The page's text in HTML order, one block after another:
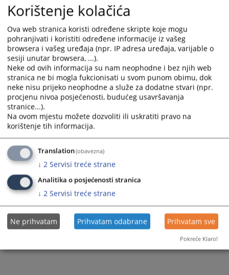
Trenutno nema vijesti
Korištenje kolačića
Ova web stranica koristi određene skripte koje mogu
pohranjivati i koristiti određene informacije iz vašeg
browsera i vašeg uređaja (npr. IP adresa uređaja, varijable o
sesiji unutar browsera, ...).
Neke od ovih informacija su nam neophodne i bez njih web
stranica ne bi mogla fukcionisati u svom punom obimu, dok
neke nisu prijeko neophodne a služe za dodatne stvari (npr.
procjenu nivoa posjećenosti, budućeg usavršavanja
stranice...).
Na ovom mjestu možete dozvoliti ili uskratiti pravo na
korištenje tih informacija.
Translation(obavezna)
↓ 2 Servisi treće strane
Analitika o posjećenosti stranica
↓ 2 Servisi treće strane
Ne prihvatam Prihvatam odabrane Prihvatam sve
Pokreće Klaro!